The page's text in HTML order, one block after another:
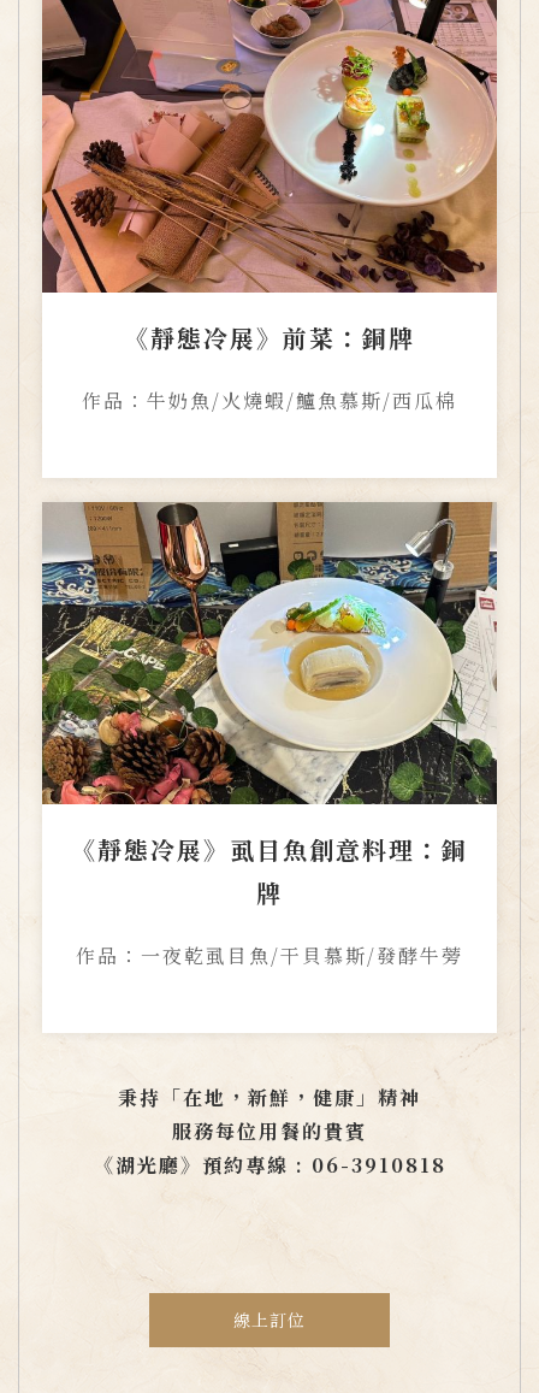
《靜態冷展》前菜：銅牌
作品：牛奶魚/火燒蝦/鱸魚慕斯/西瓜棉
《靜態冷展》虱目魚創意料理：銅
牌
作品：一夜乾虱目魚/干貝慕斯/發酵牛蒡
秉持「在地，新鮮，健康」精神
服務每位用餐的貴賓
《湖光廳》預約專線 : 06-3910818
線上訂位